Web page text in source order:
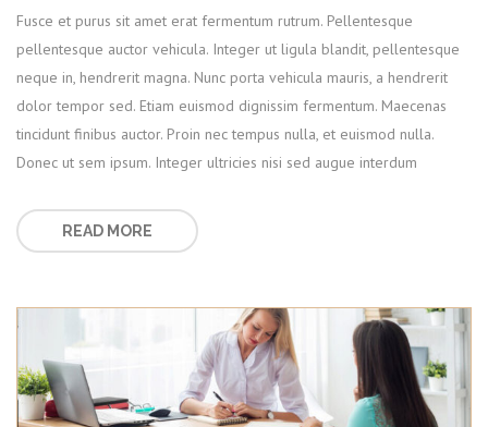
Fusce et purus sit amet erat fermentum rutrum. Pellentesque
pellentesque auctor vehicula. Integer ut ligula blandit, pellentesque
neque in, hendrerit magna. Nunc porta vehicula mauris, a hendrerit
dolor tempor sed. Etiam euismod dignissim fermentum. Maecenas
tincidunt finibus auctor. Proin nec tempus nulla, et euismod nulla.
Donec ut sem ipsum. Integer ultricies nisi sed augue interdum
READ MORE